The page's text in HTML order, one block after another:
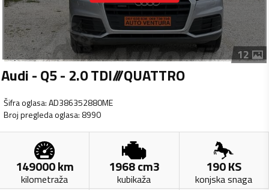
12
Audi - Q5 - 2.0 TDI///QUATTRO
Šifra oglasa:AD386352880ME
Broj pregleda oglasa: 8990
149000km
kilometraža
1968cm3
kubikaža
190KS
konjska snaga